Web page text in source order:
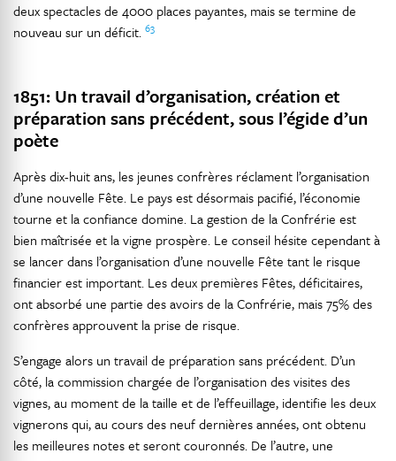
deux spectacles de 4000 places payantes, mais se termine de
nouveau sur un déficit. 63
1851: Un travail d’organisation, création et
préparation sans précédent, sous l’égide d’un
poète
Après dix-huit ans, les jeunes confrères réclament l’organisation
d’une nouvelle Fête. Le pays est désormais pacifié, l’économie
tourne et la confiance domine. La gestion de la Confrérie est
bien maîtrisée et la vigne prospère. Le conseil hésite cependant à
se lancer dans l’organisation d’une nouvelle Fête tant le risque
financier est important. Les deux premières Fêtes, déficitaires,
ont absorbé une partie des avoirs de la Confrérie, mais 75% des
confrères approuvent la prise de risque.
S’engage alors un travail de préparation sans précédent. D’un
côté, la commission chargée de l’organisation des visites des
vignes, au moment de la taille et de l’effeuillage, identifie les deux
vignerons qui, au cours des neuf dernières années, ont obtenu
les meilleures notes et seront couronnés. De l’autre, une